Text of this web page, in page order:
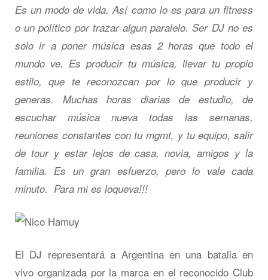
Es un modo de vida. Así como lo es para un fitness
o un político por trazar algun paralelo. Ser DJ no es
solo ir a poner música esas 2 horas que todo el
mundo ve. Es producir tu música, llevar tu propio
estilo, que te reconozcan por lo que producir y
generas. Muchas horas diarias de estudio, de
escuchar música nueva todas las semanas,
reuniones constantes con tu mgmt, y tu equipo, salir
de tour y estar lejos de casa, novia, amigos y la
familia. Es un gran esfuerzo, pero lo vale cada
minuto. Para mi es loqueva!!!
El DJ representará a Argentina en una batalla en
vivo organizada por la marca en el reconocido Club